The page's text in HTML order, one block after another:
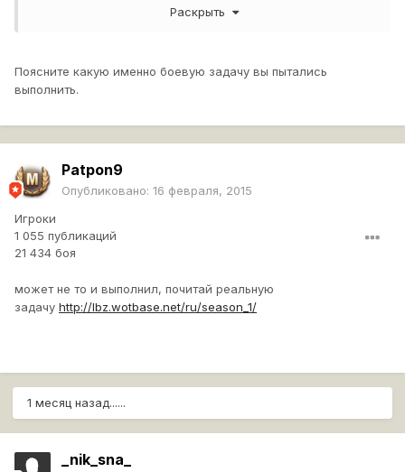
Вы не можете загружать файлы подобного типа?
Раскрыть
Поясните какую именно боевую задачу вы пытались
выполнить.
Patpon9
Опубликовано: 16 февраля, 2015
Игроки
1 055 публикаций
21 434 боя
может не то и выполнил, почитай реальную
задачу http://lbz.wotbase.net/ru/season_1/
1 месяц назад......
_nik_sna_